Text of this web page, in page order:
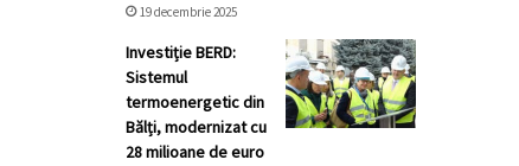
19 decembrie 2025
Investiție BERD:
Sistemul
termoenergetic din
Bălți, modernizat cu
28 milioane de euro